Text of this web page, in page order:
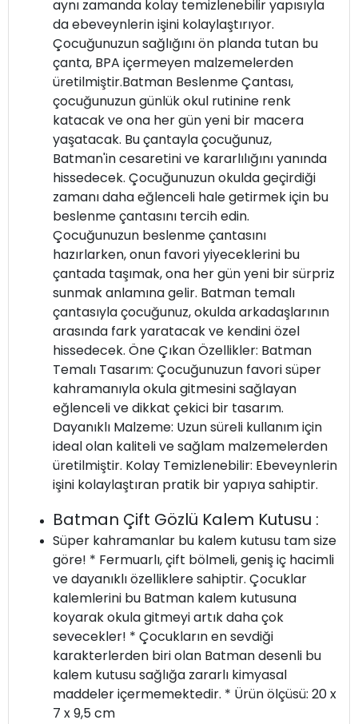
aynı zamanda kolay temizlenebilir yapısıyla
da ebeveynlerin işini kolaylaştırıyor.
Çocuğunuzun sağlığını ön planda tutan bu
çanta, BPA içermeyen malzemelerden
üretilmiştir.Batman Beslenme Çantası,
çocuğunuzun günlük okul rutinine renk
katacak ve ona her gün yeni bir macera
yaşatacak. Bu çantayla çocuğunuz,
Batman'in cesaretini ve kararlılığını yanında
hissedecek. Çocuğunuzun okulda geçirdiği
zamanı daha eğlenceli hale getirmek için bu
beslenme çantasını tercih edin.
Çocuğunuzun beslenme çantasını
hazırlarken, onun favori yiyeceklerini bu
çantada taşımak, ona her gün yeni bir sürpriz
sunmak anlamına gelir. Batman temalı
çantasıyla çocuğunuz, okulda arkadaşlarının
arasında fark yaratacak ve kendini özel
hissedecek. Öne Çıkan Özellikler: Batman
Temalı Tasarım: Çocuğunuzun favori süper
kahramanıyla okula gitmesini sağlayan
eğlenceli ve dikkat çekici bir tasarım.
Dayanıklı Malzeme: Uzun süreli kullanım için
ideal olan kaliteli ve sağlam malzemelerden
üretilmiştir. Kolay Temizlenebilir: Ebeveynlerin
işini kolaylaştıran pratik bir yapıya sahiptir.
Batman Çift Gözlü Kalem Kutusu :
Süper kahramanlar bu kalem kutusu tam size
göre! * Fermuarlı, çift bölmeli, geniş iç hacimli
ve dayanıklı özelliklere sahiptir. Çocuklar
kalemlerini bu Batman kalem kutusuna
koyarak okula gitmeyi artık daha çok
sevecekler! * Çocukların en sevdiği
karakterlerden biri olan Batman desenli bu
kalem kutusu sağlığa zararlı kimyasal
maddeler içermemektedir. * Ürün ölçüsü: 20 x
7 x 9,5 cm